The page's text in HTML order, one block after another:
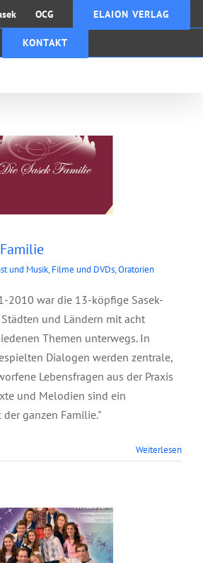
OCG ELAION VERLAG
KONTAKT
und Musik, Filme und DVDs,Oratorien
2010 war die 13-köpfige Sasek-
und Ländern mit acht
Themen unterwegs. In
Dialogen werden zentrale,
Lebensfragen aus der Praxis
und Melodien sind ein
ganzen Familie."
Weiterlesen
Organismus